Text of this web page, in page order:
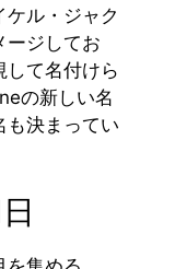
ル・ジャク
ージしてお
して名付けら
の新しい名
も決まってい